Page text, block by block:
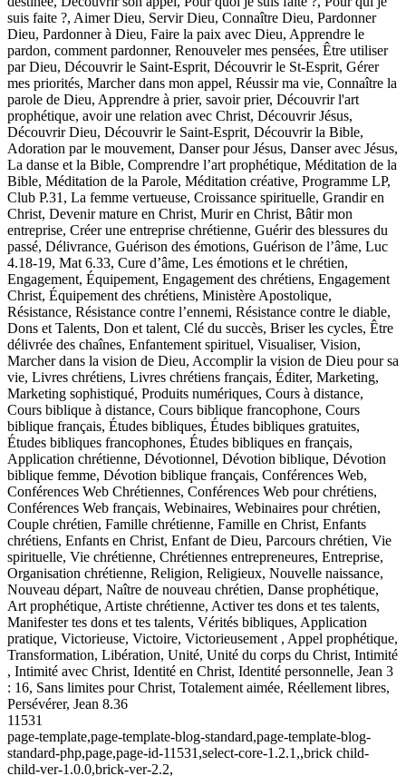
suis faite ?, Aimer Dieu, Servir Dieu, Connaître Dieu, Pardonner
Dieu, Pardonner à Dieu, Faire la paix avec Dieu, Apprendre le
pardon, comment pardonner, Renouveler mes pensées, Être utiliser
par Dieu, Découvrir le Saint-Esprit, Découvrir le St-Esprit, Gérer
mes priorités, Marcher dans mon appel, Réussir ma vie, Connaître la
parole de Dieu, Apprendre à prier, savoir prier, Découvrir l'art
prophétique, avoir une relation avec Christ, Découvrir Jésus,
Découvrir Dieu, Découvrir le Saint-Esprit, Découvrir la Bible,
Adoration par le mouvement, Danser pour Jésus, Danser avec Jésus,
La danse et la Bible, Comprendre l’art prophétique, Méditation de la
Bible, Méditation de la Parole, Méditation créative, Programme LP,
Club P.31, La femme vertueuse, Croissance spirituelle, Grandir en
Christ, Devenir mature en Christ, Murir en Christ, Bâtir mon
entreprise, Créer une entreprise chrétienne, Guérir des blessures du
passé, Délivrance, Guérison des émotions, Guérison de l’âme, Luc
4.18-19, Mat 6.33, Cure d’âme, Les émotions et le chrétien,
Engagement, Équipement, Engagement des chrétiens, Engagement
Christ, Équipement des chrétiens, Ministère Apostolique,
Résistance, Résistance contre l’ennemi, Résistance contre le diable,
Dons et Talents, Don et talent, Clé du succès, Briser les cycles, Être
délivrée des chaînes, Enfantement spirituel, Visualiser, Vision,
Marcher dans la vision de Dieu, Accomplir la vision de Dieu pour sa
vie, Livres chrétiens, Livres chrétiens français, Éditer, Marketing,
Marketing sophistiqué, Produits numériques, Cours à distance,
Cours biblique à distance, Cours biblique francophone, Cours
biblique français, Études bibliques, Études bibliques gratuites,
Études bibliques francophones, Études bibliques en français,
Application chrétienne, Dévotionnel, Dévotion biblique, Dévotion
biblique femme, Dévotion biblique français, Conférences Web,
Conférences Web Chrétiennes, Conférences Web pour chrétiens,
Conférences Web français, Webinaires, Webinaires pour chrétien,
Couple chrétien, Famille chrétienne, Famille en Christ, Enfants
chrétiens, Enfants en Christ, Enfant de Dieu, Parcours chrétien, Vie
spirituelle, Vie chrétienne, Chrétiennes entrepreneures, Entreprise,
Organisation chrétienne, Religion, Religieux, Nouvelle naissance,
Nouveau départ, Naître de nouveau chrétien, Danse prophétique,
Art prophétique, Artiste chrétienne, Activer tes dons et tes talents,
Manifester tes dons et tes talents, Vérités bibliques, Application
pratique, Victorieuse, Victoire, Victorieusement , Appel prophétique,
Transformation, Libération, Unité, Unité du corps du Christ, Intimité
, Intimité avec Christ, Identité en Christ, Identité personnelle, Jean 3
: 16, Sans limites pour Christ, Totalement aimée, Réellement libres,
Persévérer, Jean 8.36
11531
page-template,page-template-blog-standard,page-template-blog-
standard-php,page,page-id-11531,select-core-1.2.1,,brick child-
child-ver-1.0.0,brick-ver-2.2,